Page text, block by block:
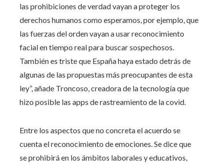
las prohibiciones de verdad vayan a proteger los
derechos humanos como esperamos, por ejemplo, que
las fuerzas del orden vayan a usar reconocimiento
facial en tiempo real para buscar sospechosos.
También es triste que España haya estado detrás de
algunas de las propuestas más preocupantes de esta
ley”, añade Troncoso, creadora de la tecnología que
hizo posible las apps de rastreamiento de la covid.
Entre los aspectos que no concreta el acuerdo se
cuenta el reconocimiento de emociones. Se dice que
se prohibirá en los ámbitos laborales y educativos,